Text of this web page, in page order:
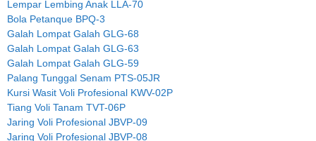
Lempar Lembing Anak LLA-70
Bola Petanque BPQ-3
Galah Lompat Galah GLG-68
Galah Lompat Galah GLG-63
Galah Lompat Galah GLG-59
Palang Tunggal Senam PTS-05JR
Kursi Wasit Voli Profesional KWV-02P
Tiang Voli Tanam TVT-06P
Jaring Voli Profesional JBVP-09
Jaring Voli Profesional JBVP-08